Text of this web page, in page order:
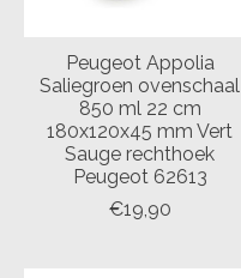
Peugeot Appolia
Saliegroen ovenschaal
850 ml 22 cm
180x120x45 mm Vert
Sauge rechthoek
Peugeot 62613
€19,90